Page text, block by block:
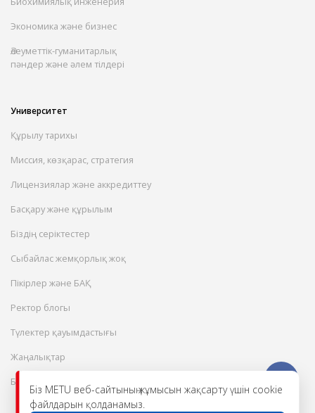
Біз METU веб-сайтының жұмысын жақсарту үшін cookie
файлдарын қолданамыз.
Экономика және бизнес
Әлеуметтік-гуманитарлық
пәндер және әлем тілдері
Университет
Құрылу тарихы
Миссия, көзқарас, стратегия
Лицензиялар және аккредиттеу
Басқару және құрылым
Біздің серіктестер
Сыбайлас жемқорлық жоқ
Пікірлер және БАҚ
Ректор блогы
Түлектер қауымдастығы
Жаңалықтар
Бос жұмыс орындары